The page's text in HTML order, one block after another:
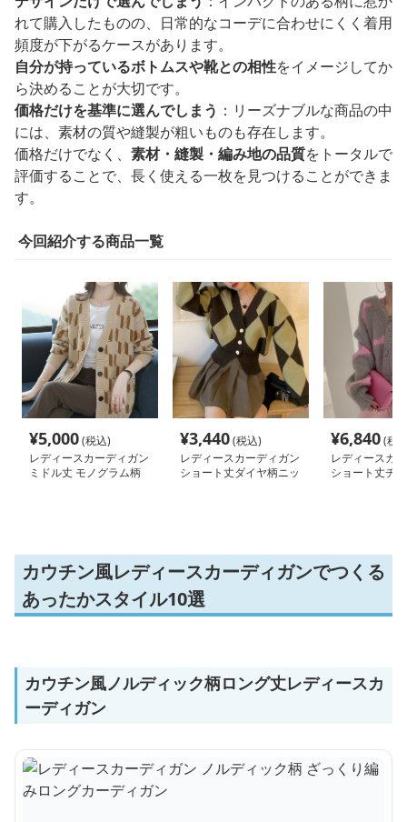
れて購入したものの、日常的なコーデに合わせにくく着用
頻度が下がるケースがあります。
自分が持っているボトムスや靴との相性をイメージしてか
ら決めることが大切です。
価格だけを基準に選んでしまう ：リーズナブルな商品の中
には、素材の質や縫製が粗いものも存在します。
価格だけでなく、 素材・縫製・編み地の品質をトータルで
評価することで、長く使える一枚を見つけることができま
す。
今回紹介する商品一覧
¥5,000(税込)
レディースカーディガン
ミドル丈 モノグラム柄
¥3,440(税込)
レディースカーディガン
ショート丈ダイヤ柄ニッ
¥6,840(税
レディースカ
ショート丈チ
カウチン風レディースカーディガンでつくる
あったかスタイル10選
カウチン風ノルディック柄ロング丈レディースカ
ーディガン